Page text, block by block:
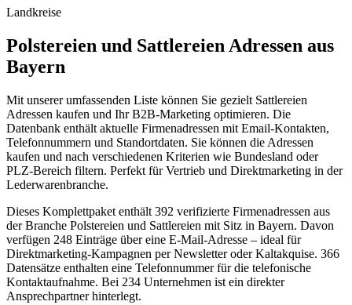
Landkreise
Polstereien und Sattlereien Adressen aus
Bayern
Mit unserer umfassenden Liste können Sie gezielt Sattlereien
Adressen kaufen und Ihr B2B-Marketing optimieren. Die
Datenbank enthält aktuelle Firmenadressen mit Email-Kontakten,
Telefonnummern und Standortdaten. Sie können die Adressen
kaufen und nach verschiedenen Kriterien wie Bundesland oder
PLZ-Bereich filtern. Perfekt für Vertrieb und Direktmarketing in der
Lederwarenbranche.
Dieses Komplettpaket enthält 392 verifizierte Firmenadressen aus
der Branche Polstereien und Sattlereien mit Sitz in Bayern. Davon
verfügen 248 Einträge über eine E-Mail-Adresse – ideal für
Direktmarketing-Kampagnen per Newsletter oder Kaltakquise. 366
Datensätze enthalten eine Telefonnummer für die telefonische
Kontaktaufnahme. Bei 234 Unternehmen ist ein direkter
Ansprechpartner hinterlegt.